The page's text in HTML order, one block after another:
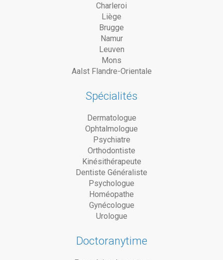
Charleroi
Liège
Brugge
Namur
Leuven
Mons
Aalst Flandre-Orientale
Spécialités
Dermatologue
Ophtalmologue
Psychiatre
Orthodontiste
Kinésithérapeute
Dentiste Généraliste
Psychologue
Homéopathe
Gynécologue
Urologue
Doctoranytime